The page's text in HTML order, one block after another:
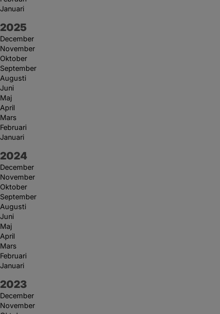
Januari
År:
2025
December
November
Oktober
September
Augusti
Juni
Maj
April
Mars
Februari
Januari
År:
2024
December
November
Oktober
September
Augusti
Juni
Maj
April
Mars
Februari
Januari
År:
2023
December
November